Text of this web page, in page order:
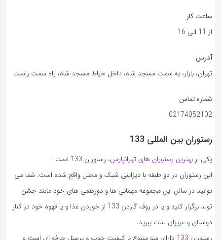
ساعت کار
از 11 الی 16
آدرس
تهران، بازار، به سمت مسجد شاه، داخل حیاط مسجد شاه، راه سمت راست
شماره تماس
02174052102
رستوران بین المللی 133
یکی از بهترین رستوران های تهرانپارس، رستوران 133 است.
این رستوران در دو طبقه با دیزاینی شیک و مجلل واقع شده است. شما می
توانید در سالن این مجموعه مهمانی ها و دورهمی های خود مانند جشن
تولد برگزار کنید و یا در روف گاردن 133 از خوردن غذا و یا قهوه خود در کنار
دوستان و عزیزان لذت ببرید.
رستوران 133
دارای منو متنوع با کیفیت خوب و پرسنل حرفه ای است و